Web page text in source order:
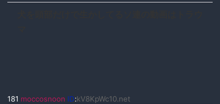
181 moccosnoon ID:kV8KpWc10.net